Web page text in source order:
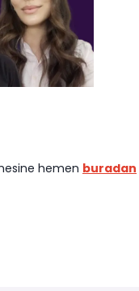
hemen buradan